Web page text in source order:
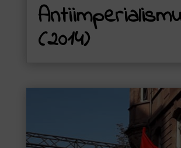
(2014)